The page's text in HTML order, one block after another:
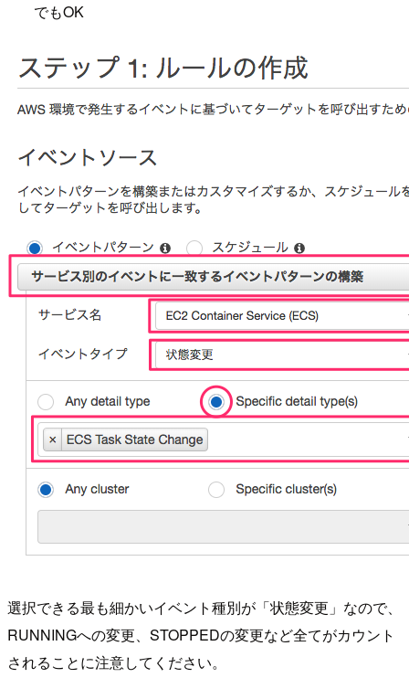
でもOK
選択できる最も細かいイベント種別が「状態変更」なので、
RUNNINGへの変更、STOPPEDの変更など全てがカウント
されることに注意してください。